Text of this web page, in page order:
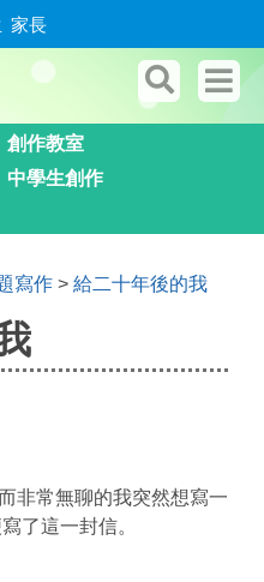
家長
創作教室
中學生創作
寫作 > 給二十年後的我
非常無聊的我突然想寫一
了這一封信。